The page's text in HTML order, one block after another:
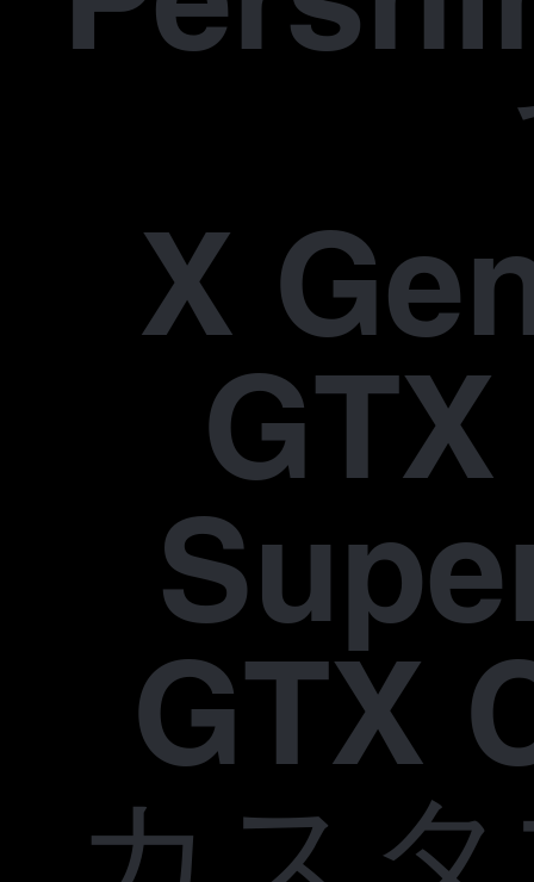
X
GTX